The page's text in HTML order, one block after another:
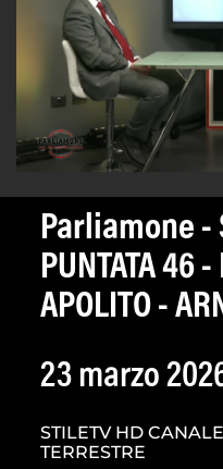
Parliamone -
PUNTATA 46
APOLITO -
23 marzo
STILETV HD
TERRESTRE